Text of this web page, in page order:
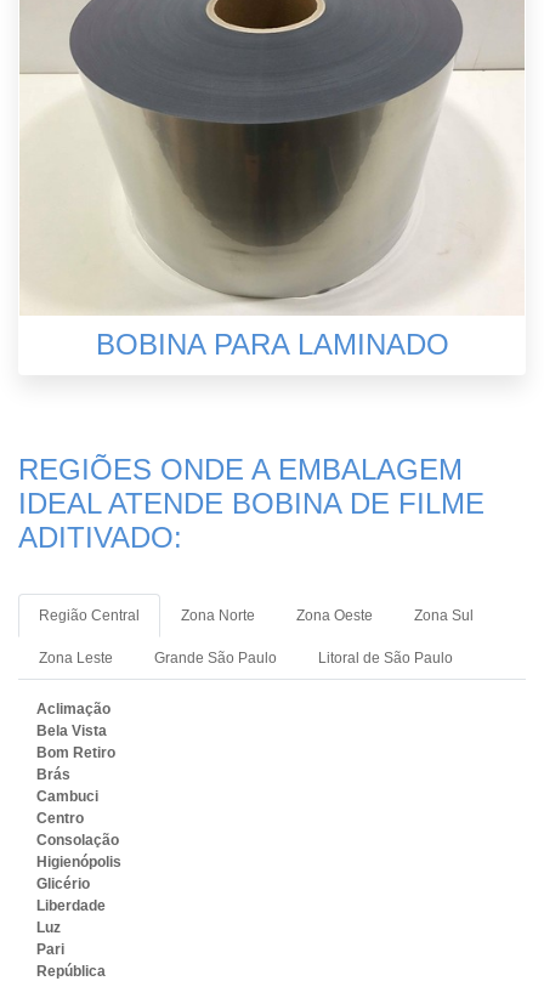
BOBINA PARA LAMINADO
REGIÕES ONDE A EMBALAGEM
IDEAL ATENDE BOBINA DE FILME
ADITIVADO:
Região Central Zona Norte Zona Oeste Zona Sul
Zona Leste Grande São Paulo Litoral de São Paulo
Aclimação
Bela Vista
Bom Retiro
Brás
Cambuci
Centro
Consolação
Higienópolis
Glicério
Liberdade
Luz
Pari
República